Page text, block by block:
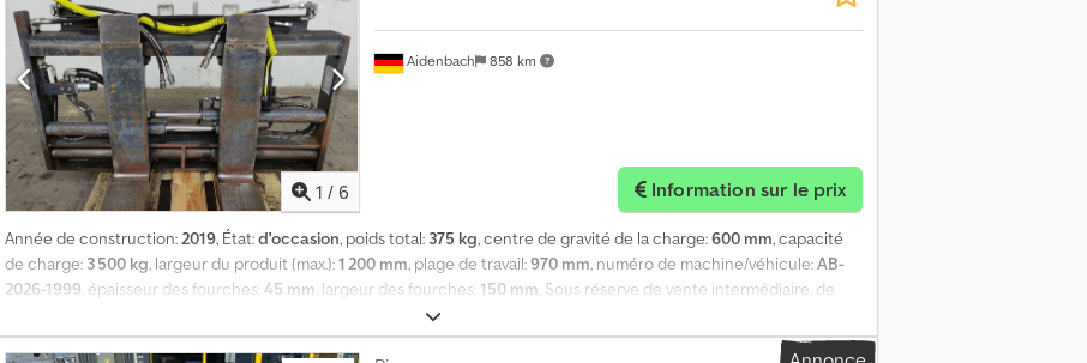
1 / 6
Aidenbach 858 km
Information sur le prix
Année de construction:2019, État:d'occasion, poids total: 375 kg, centre de gravité de la charge:600 mm, capacité
de charge: 3 500 kg, largeur du produit (max.):1 200 mm, plage de travail:970 mm, numéro de machine/véhicule:AB-
2026-1999, épaisseur des fourches:45 mm, largeur des fourches:150 mm, Sous réserve de vente intermédiaire, de
modifications et d’éventuelles erreurs. L’équipement supplémentaire est vendu dans l’état où il se trouve (ouverture :
de 220 à 970 mm). Dcodpozp Tc Ijfx Abbok